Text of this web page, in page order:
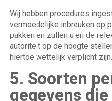
Wij hebben procedures
vermoedelijke inbreuken op
pakken en zullen u en de
autoriteit op de hoogte
hiertoe wettelijk verplicht zijn.
5. Soorten
gegevens die